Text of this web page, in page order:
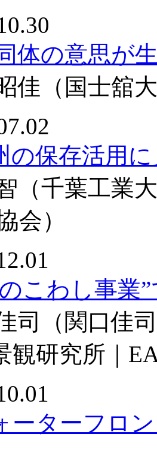
体の意思が
佳 （国士舘
の保存活用
（千葉工業
会）
こわし事業
司
（関口佳
観研究所｜
ーターフロ